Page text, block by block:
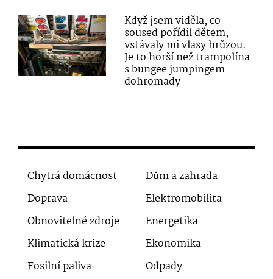
Když jsem viděla, co
soused pořídil dětem,
vstávaly mi vlasy hrůzou.
Je to horší než trampolína
s bungee jumpingem
dohromady
Chytrá domácnost
Dům a zahrada
Doprava
Elektromobilita
Obnovitelné zdroje
Energetika
Klimatická krize
Ekonomika
Fosilní paliva
Odpady